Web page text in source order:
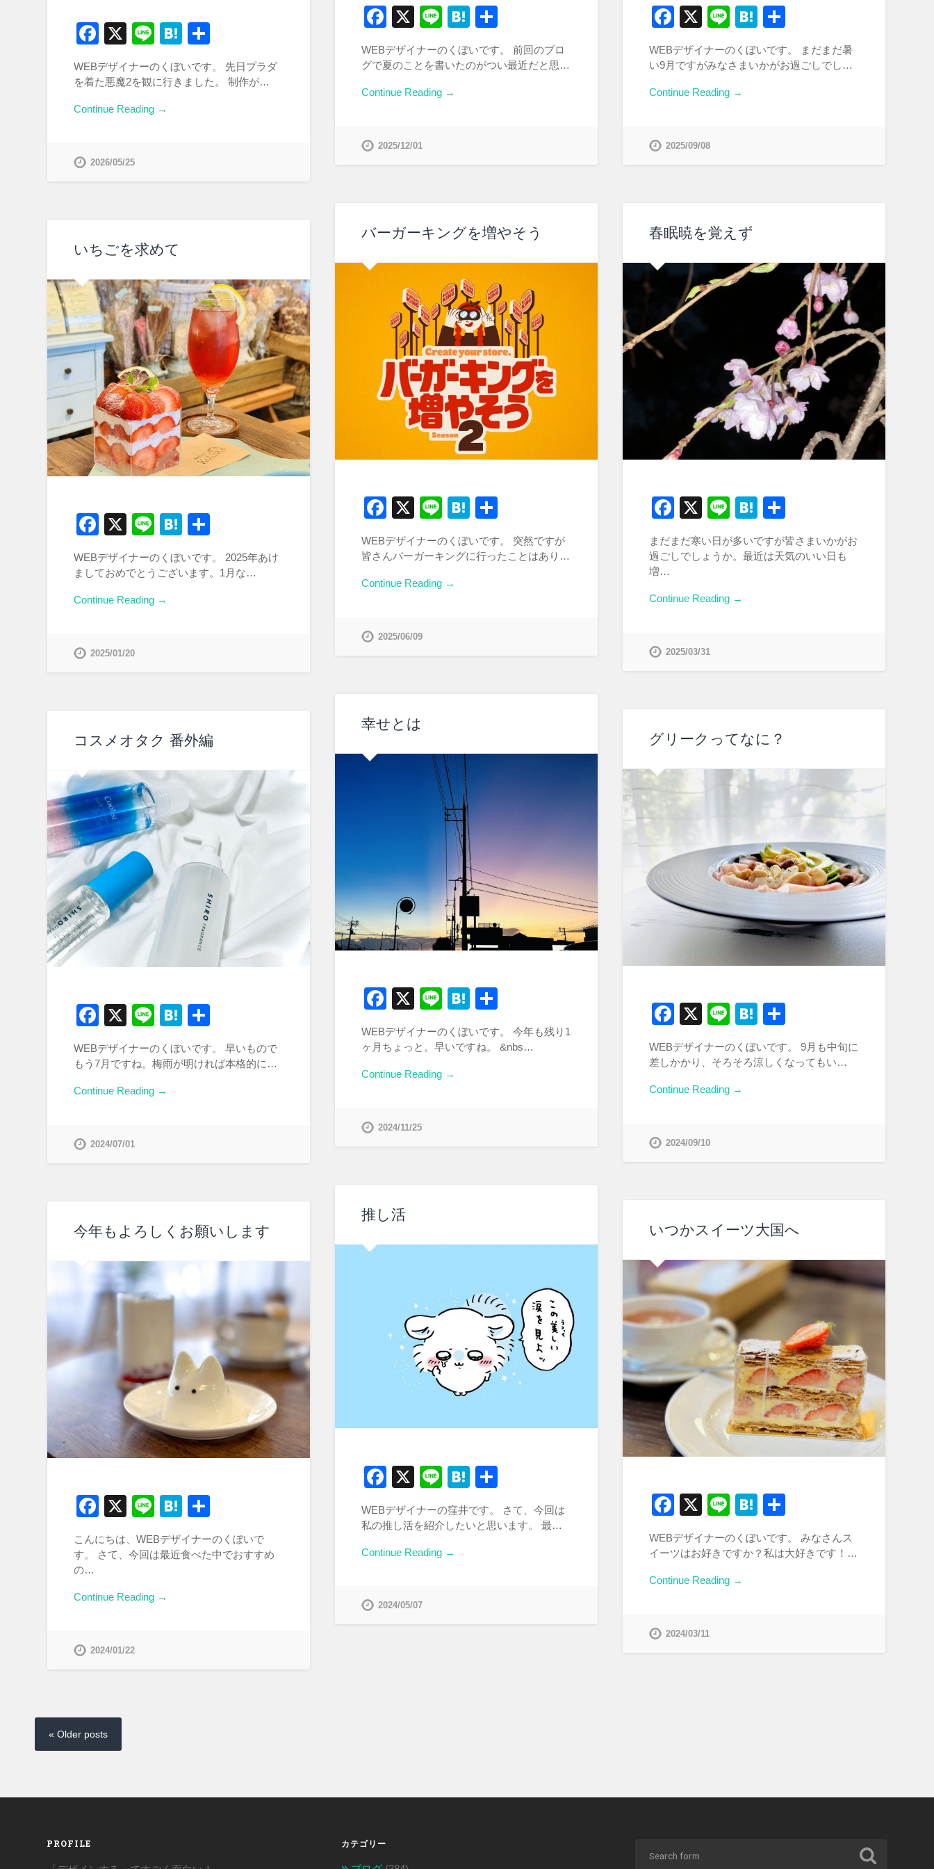
Facebook
X LineHatena
有
WEBデザイナーのくぼいです。 先日プラダ
を着た悪魔2を観に行きました。 制作が…
Continue Reading →
2026/05/25
Facebook
X LineHatena
有
WEBデザイナーのくぼいです。 前回のブロ
グで夏のことを書いたのがつい最近だと思…
Continue Reading →
2025/12/01
Facebook
X LineHatena
有
WEBデザイナーのくぼいです。 まだまだ暑
い9月ですがみなさまいかがお過ごしでし…
Continue Reading →
2025/09/08
バーガーキングを増やそう
Facebook
X LineHatena
有
WEBデザイナーのくぼいです。 突然ですが
皆さんバーガーキングに行ったことはあり…
Continue Reading →
2025/06/09
春眠暁を覚えず
Facebook
X LineHatena
有
まだまだ寒い日が多いですが皆さまいかがお
過ごしでしょうか。最近は天気のいい日も
増…
Continue Reading →
2025/03/31
いちごを求めて
Facebook
X LineHatena
有
WEBデザイナーのくぼいです。 2025年あけ
ましておめでとうございます。1月な…
Continue Reading →
2025/01/20
幸せとは
Facebook
X LineHatena
有
WEBデザイナーのくぼいです。 今年も残り1
ヶ月ちょっと。早いですね。 &nbs…
Continue Reading →
2024/11/25
グリークってなに？
Facebook
X LineHatena
有
WEBデザイナーのくぼいです。 9月も中旬に
差しかかり、そろそろ涼しくなってもい…
Continue Reading →
2024/09/10
コスメオタク 番外編
Facebook
X LineHatena
有
WEBデザイナーのくぼいです。 早いもので
もう7月ですね。梅雨が明ければ本格的に…
Continue Reading →
2024/07/01
推し活
Facebook
X LineHatena
WEBデザイナーの窪井です。 さて、今回は
私の推し活を紹介したいと思います。 最…
Continue Reading →
2024/05/07
いつかスイーツ大国へ
Facebook
X LineHatena
有
WEBデザイナーのくぼいです。 みなさんス
イーツはお好きですか？私は大好きです！…
Continue Reading →
2024/03/11
今年もよろしくお願いします
Facebook
X LineHatena
有
こんにちは、WEBデザイナーのくぼいで
す。 さて、今回は最近食べた中でおすすめ
の…
Continue Reading →
2024/01/22
« Older posts
PROFILE カテゴリー